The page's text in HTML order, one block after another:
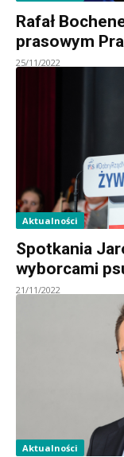
Rafał
prasowym
25/11/2022
Aktualności
Spotkania
wyborcami
21/11/2022
Aktualności